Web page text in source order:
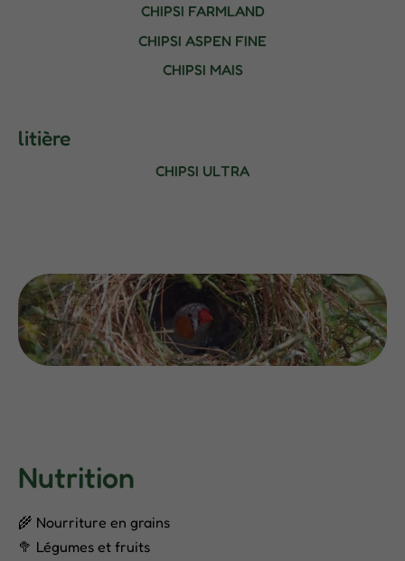
CHIPSI FARMLAND
CHIPSI ASPEN FINE
CHIPSI MAIS
litière
CHIPSI ULTRA
Nutrition
🌾 Nourriture en grains
🥦 Légumes et fruits